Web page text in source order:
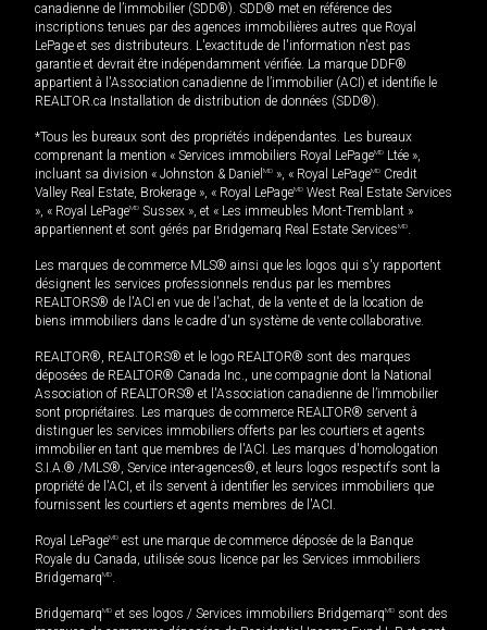
canadienne de l’immobilier (SDD®). SDD® met en référence des
inscriptions tenues par des agences immobilières autres que Royal
LePage et ses distributeurs. L'exactitude de l'information n'est pas
garantie et devrait être indépendamment vérifiée. La marque DDF®
appartient à l'Association canadienne de l’immobilier (ACI) et identifie le
REALTOR.ca Installation de distribution de données (SDD®).
*Tous les bureaux sont des propriétés indépendantes. Les bureaux
comprenant la mention « Services immobiliers Royal LePageMD Ltée »,
incluant sa division « Johnston & Daniel MD », « Royal LePageMD Credit
Valley Real Estate, Brokerage », « Royal LePageMD West Real Estate Services
», « Royal LePageMD Sussex », et « Les immeubles Mont-Tremblant »
appartiennent et sont gérés par Bridgemarq Real Estate ServicesMD.
Les marques de commerce MLS® ainsi que les logos qui s'y rapportent
désignent les services professionnels rendus par les membres
REALTORS® de l'ACI en vue de l'achat, de la vente et de la location de
biens immobiliers dans le cadre d'un système de vente collaborative.
REALTOR®, REALTORS® et le logo REALTOR® sont des marques
déposées de REALTOR® Canada Inc., une compagnie dont la National
Association of REALTORS® et l'Association canadienne de l’immobilier
sont propriétaires. Les marques de commerce REALTOR® servent à
distinguer les services immobiliers offerts par les courtiers et agents
immobilier en tant que membres de l'ACI. Les marques d'homologation
S.I.A.® /MLS®, Service inter-agences®, et leurs logos respectifs sont la
propriété de l'ACI, et ils servent à identifier les services immobiliers que
fournissent les courtiers et agents membres de l'ACI.
Royal LePageMD est une marque de commerce déposée de la Banque
Royale du Canada, utilisée sous licence par les Services immobiliers
BridgemarqMD.
BridgemarqMD et ses logos / Services immobiliers BridgemarqMD sont des